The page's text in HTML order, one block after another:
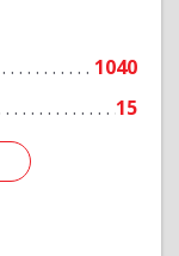
1040
15
Подробнее